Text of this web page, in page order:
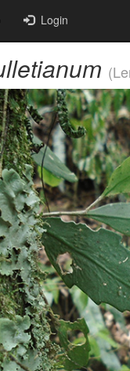
Login